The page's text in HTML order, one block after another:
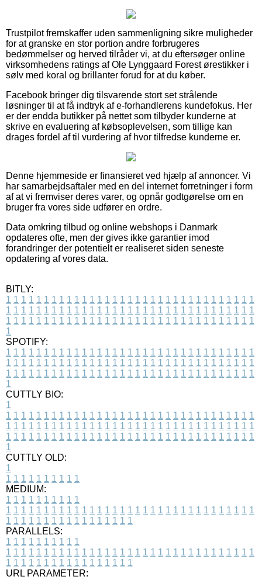
Trustpilot fremskaffer uden sammenligning sikre muligheder
for at granske en stor portion andre forbrugeres
bedømmelser og herved tilråder vi, at du eftersøger online
virksomhedens ratings af Ole Lynggaard Forest ørestikker i
sølv med koral og brillanter forud for at du køber.
Facebook bringer dig tilsvarende stort set strålende
løsninger til at få indtryk af e-forhandlerens kundefokus. Her
er der endda butikker på nettet som tilbyder kunderne at
skrive en evaluering af købsoplevelsen, som tillige kan
drages fordel af til vurdering af hvor tilfredse kunderne er.
Denne hjemmeside er finansieret ved hjælp af annoncer. Vi
har samarbejdsaftaler med en del internet forretninger i form
af at vi fremviser deres varer, og opnår godtgørelse om en
bruger fra vores side udfører en ordre.
Data omkring tilbud og online webshops i Danmark
opdateres ofte, men der gives ikke garantier imod
forandringer der potentielt er realiseret siden seneste
opdatering af vores data.
BITLY:
1 1 1 1 1 1 1 1 1 1 1 1 1 1 1 1 1 1 1 1 1 1 1 1 1 1 1 1 1 1 1 1 1
1 1 1 1 1 1 1 1 1 1 1 1 1 1 1 1 1 1 1 1 1 1 1 1 1 1 1 1 1 1 1 1 1
1 1 1 1 1 1 1 1 1 1 1 1 1 1 1 1 1 1 1 1 1 1 1 1 1 1 1 1 1 1 1 1 1
1
SPOTIFY:
1 1 1 1 1 1 1 1 1 1 1 1 1 1 1 1 1 1 1 1 1 1 1 1 1 1 1 1 1 1 1 1 1
1 1 1 1 1 1 1 1 1 1 1 1 1 1 1 1 1 1 1 1 1 1 1 1 1 1 1 1 1 1 1 1 1
1 1 1 1 1 1 1 1 1 1 1 1 1 1 1 1 1 1 1 1 1 1 1 1 1 1 1 1 1 1 1 1 1
1
CUTTLY BIO:
1
1 1 1 1 1 1 1 1 1 1 1 1 1 1 1 1 1 1 1 1 1 1 1 1 1 1 1 1 1 1 1 1 1
1 1 1 1 1 1 1 1 1 1 1 1 1 1 1 1 1 1 1 1 1 1 1 1 1 1 1 1 1 1 1 1 1
1 1 1 1 1 1 1 1 1 1 1 1 1 1 1 1 1 1 1 1 1 1 1 1 1 1 1 1 1 1 1 1 1
1
CUTTLY OLD:
1
1 1 1 1 1 1 1 1 1 1
MEDIUM:
1 1 1 1 1 1 1 1 1 1
1 1 1 1 1 1 1 1 1 1 1 1 1 1 1 1 1 1 1 1 1 1 1 1 1 1 1 1 1 1 1 1 1
1 1 1 1 1 1 1 1 1 1 1 1 1 1 1 1 1
PARALLELS:
1 1 1 1 1 1 1 1 1 1
1 1 1 1 1 1 1 1 1 1 1 1 1 1 1 1 1 1 1 1 1 1 1 1 1 1 1 1 1 1 1 1 1
1 1 1 1 1 1 1 1 1 1 1 1 1 1 1 1 1
URL PARAMETER: